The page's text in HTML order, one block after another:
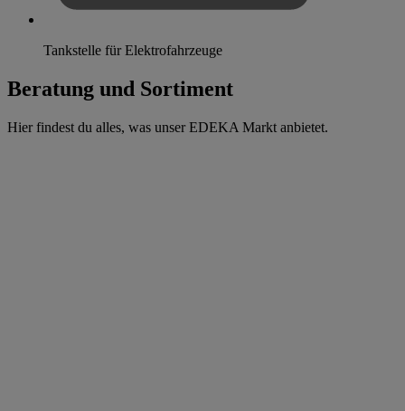
Tankstelle für Elektrofahrzeuge
Beratung und Sortiment
Hier findest du alles, was unser EDEKA Markt anbietet.